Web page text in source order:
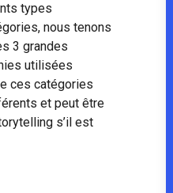
types
nous tenons
3 grandes
utilisées
ces catégories
et peut être
s’il est